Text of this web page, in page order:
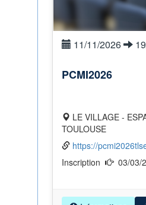
11/11/2026
PCMI2026
TOULOUSE
https://
03/03/